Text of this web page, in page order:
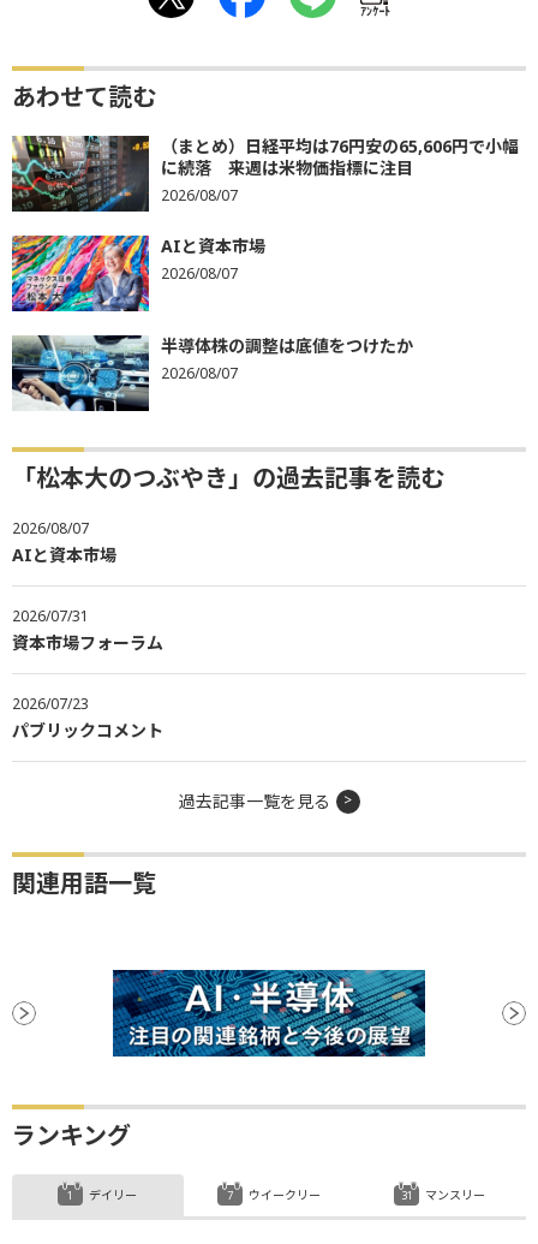
ｱﾝｹｰﾄ
あわせて読む
（まとめ）日経平均は76円安の65,606円で小幅
に続落 来週は米物価指標に注目
2026/08/07
AIと資本市場
2026/08/07
半導体株の調整は底値をつけたか
2026/08/07
「松本大のつぶやき」の過去記事を読む
2026/08/07
AIと資本市場
2026/07/31
資本市場フォーラム
2026/07/23
パブリックコメント
過去記事一覧を見る
関連用語一覧
ランキング
デイリー ウイークリー マンスリー